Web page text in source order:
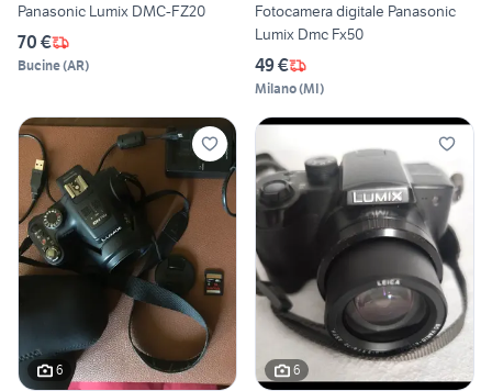
Panasonic Lumix DMC-FZ20
70 €
Bucine(AR)
Fotocamera digitale Panasonic
Lumix Dmc Fx50
49 €
Milano(MI)
6 6